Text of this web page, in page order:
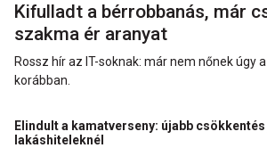
Kifulladt a bérrobbanás, már
szakma ér aranyat
Rossz hír az IT-soknak: már nem nőnek úgy
korábban.
Elindult a kamatverseny: újabb
lakáshiteleknél